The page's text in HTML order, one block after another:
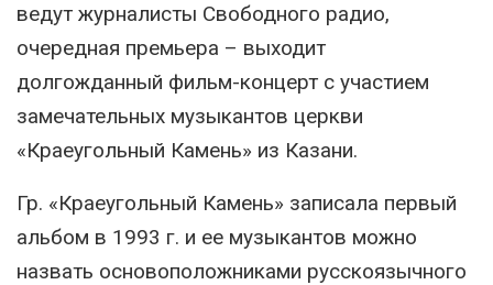
ведут журналисты Свободного радио,
очередная премьера – выходит
долгожданный фильм-концерт с участием
замечательных музыкантов церкви
«Краеугольный Камень» из Казани.
Гр. «Краеугольный Камень» записала первый
альбом в 1993 г. и ее музыкантов можно
назвать основоположниками русскоязычного